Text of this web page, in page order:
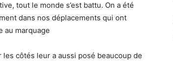
tout le monde s’est battu. On a été
dans nos déplacements qui ont
au marquage
côtés leur a aussi posé beaucoup de